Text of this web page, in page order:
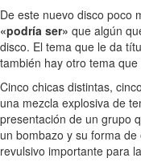
De este nuevo disco poco
«podría ser» que algún
disco. El tema que le da
también hay otro tema
Cinco chicas distintas,
una mezcla explosiva de
presentación de un grupo
un bombazo y su forma
revulsivo importante para